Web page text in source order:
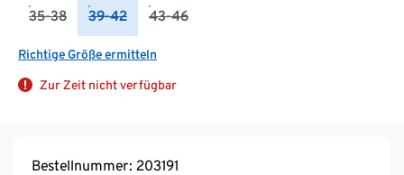
35-38 39-42 43-46
Richtige Größe ermitteln
Zur Zeit nicht verfügbar
Bestellnummer: 203191